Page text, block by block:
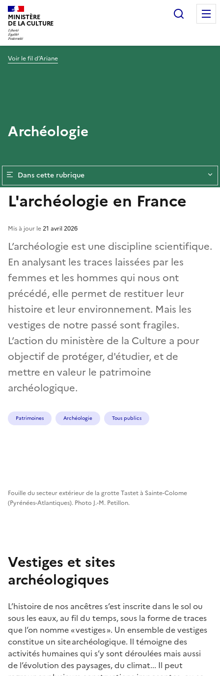
MINISTÈRE
DE LA CULTURE
Voir le fil d’Ariane
Archéologie
Dans cette rubrique
L'archéologie en France
L’archéologie est une discipline scientifique.
En analysant les traces laissées par les
femmes et les hommes qui nous ont
précédé, elle permet de restituer leur
histoire et leur environnement. Mais les
vestiges de notre passé sont fragiles.
L’action du ministère de la Culture a pour
objectif de protéger, d'étudier, et de
mettre en valeur le patrimoine
archéologique.
Mis à jour le21 avril 2026
Patrimoines Archéologie Tous publics
Fouille du secteur extérieur de la grotte Tastet à Sainte-Colome
(Pyrénées-Atlantiques). Photo J.-M. Petillon.
Vestiges et sites
archéologiques
L’histoire de nos ancêtres s’est inscrite dans le sol ou
sous les eaux, au fil du temps, sous la forme de traces
que l’on nomme « vestiges ». Un ensemble de vestiges
constitue un site archéologique. Il témoigne des
activités humaines qui s’y sont déroulées mais aussi
de l’évolution des paysages, du climat... Il peut